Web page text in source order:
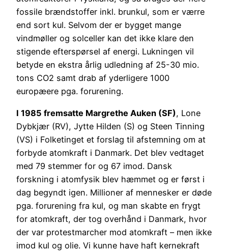
fossile brændstoffer inkl. brunkul, som er værre
end sort kul. Selvom der er bygget mange
vindmøller og solceller kan det ikke klare den
stigende efterspørsel af energi. Lukningen vil
betyde en ekstra årlig udledning af 25-30 mio.
tons CO2 samt drab af yderligere 1000
europæere pga. forurening.
I 1985 fremsatte Margrethe Auken (SF), Lone
Dybkjær (RV), Jytte Hilden (S) og Steen Tinning
(VS) i Folketinget et forslag til afstemning om at
forbyde atomkraft i Danmark. Det blev vedtaget
med 79 stemmer for og 67 imod. Dansk
forskning i atomfysik blev hæmmet og er først i
dag begyndt igen. Millioner af mennesker er døde
pga. forurening fra kul, og man skabte en frygt
for atomkraft, der tog overhånd i Danmark, hvor
der var protestmarcher mod atomkraft – men ikke
imod kul og olie. Vi kunne have haft kernekraft